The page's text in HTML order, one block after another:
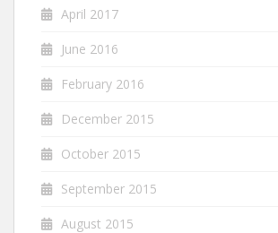
April 2017
June 2016
February 2016
December 2015
October 2015
September 2015
August 2015